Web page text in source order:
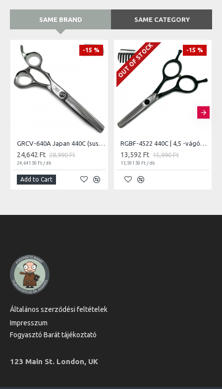
SAME BRAND SAME CATEGORY
-15 %
GRCV-640A Japan 440C (sus) | 6" - vágóél hossz 6,5 cm - teljes hossz 15,2 cm
24,642 Ft 28,990 Ft
24,641.50 Ft / db
Add to Cart
-15 %
OUT OF STOCK
RGBF-4522 440C | 4,5 -vágóél hossz 4cm teljes hossz 11,4cm
13,592 Ft 15,990 Ft
13,591.50 Ft / db
Általános szerződési feltételek
Impresszum
Fogyasztó Barát tájékoztató
123 Main St. London, UK